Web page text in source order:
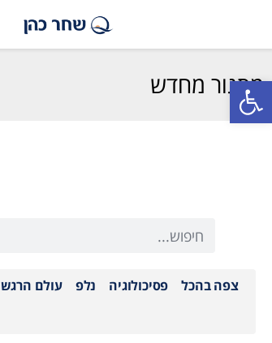
פתח סרגל נגישות
מסגור מחדש
צפה בהכל פסיכולוגיה נלפ עולם הרגש